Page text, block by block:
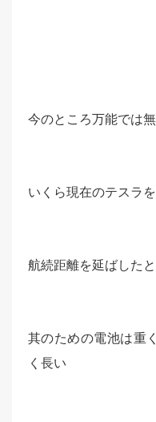
今のところ万能では
いくら現在のテスラ
航続距離を延ばした
其のための電池は重
く長い